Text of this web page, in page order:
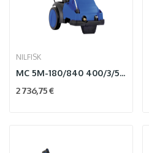
NILFISK
MC 5M-180/840 400/3/50 EU
2 736,75 €